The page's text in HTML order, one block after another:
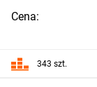
Cena:
343 szt.